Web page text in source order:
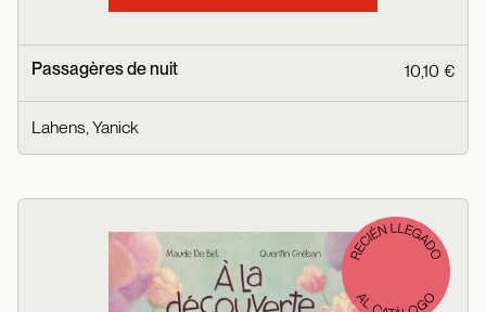
Passagères de nuit 10,10 €
Lahens, Yanick